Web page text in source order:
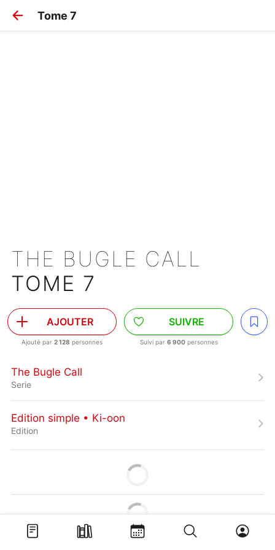
Tome 7
THE BUGLE CALL
TOME 7
AJOUTER
Ajouté par 2 128 personnes
SUIVRE
Suivi par 6 900personnes
The Bugle Call
Serie
Edition simple • Ki-oon
Edition